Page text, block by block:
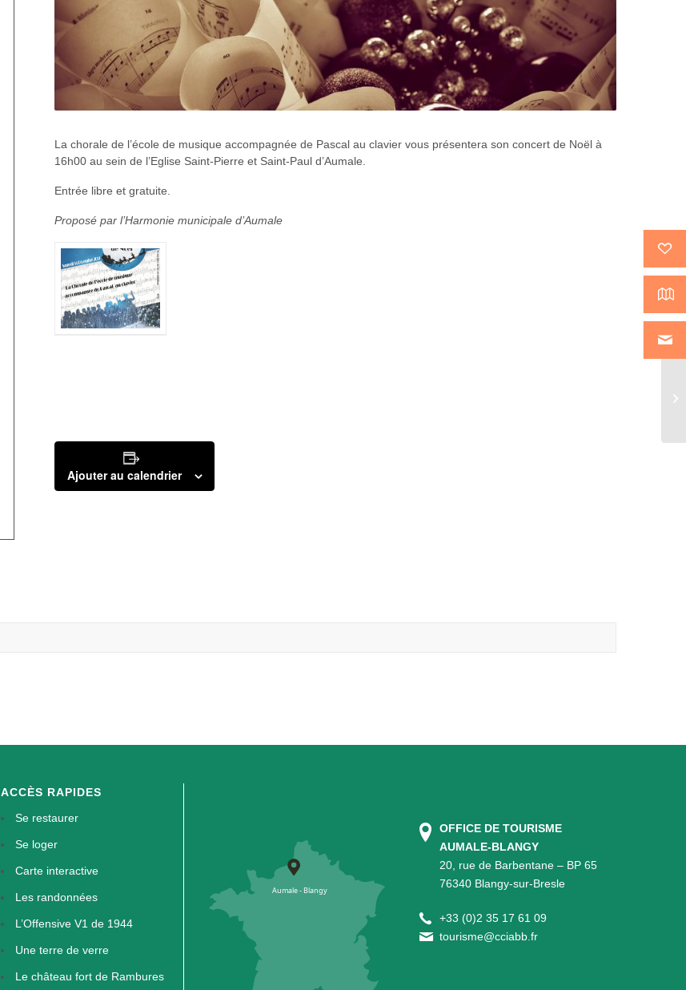
La chorale de l’école de musique accompagnée de Pascal au clavier vous présentera son concert de Noël à
16h00 au sein de l’Eglise Saint-Pierre et Saint-Paul d’Aumale.
Entrée libre et gratuite.
Proposé par l’Harmonie municipale d’Aumale
Ajouter au calendrier
ACCÈS RAPIDES
Se restaurer
Se loger
Carte interactive
Les randonnées
L’Offensive V1 de 1944
Une terre de verre
Le château fort de Rambures
OFFICE DE TOURISME
AUMALE-BLANGY
20, rue de Barbentane – BP 65
76340 Blangy-sur-Bresle
+33 (0)2 35 17 61 09
tourisme@cciabb.fr